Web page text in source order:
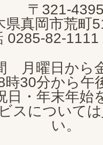
CITY
〒321-
県真岡市荒町
0285-82-1111
月曜日から
時30分から午
日・年末年始
スについては
い。